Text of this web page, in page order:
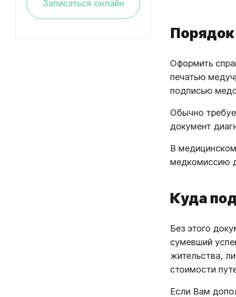
Оформить
печатью
подписью
Обычно
документ
В
медкомиссию
Куда
Без этого
сумевший
жительства,
стоимости
Если Вам
Записаться онлайн